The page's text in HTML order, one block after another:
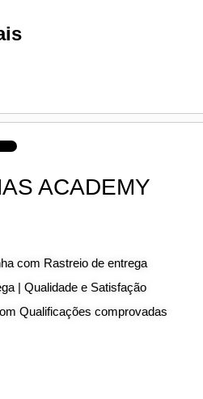
ACADEMY
com Rastreio de entrega
| Qualidade e Satisfação
Qualificações comprovadas